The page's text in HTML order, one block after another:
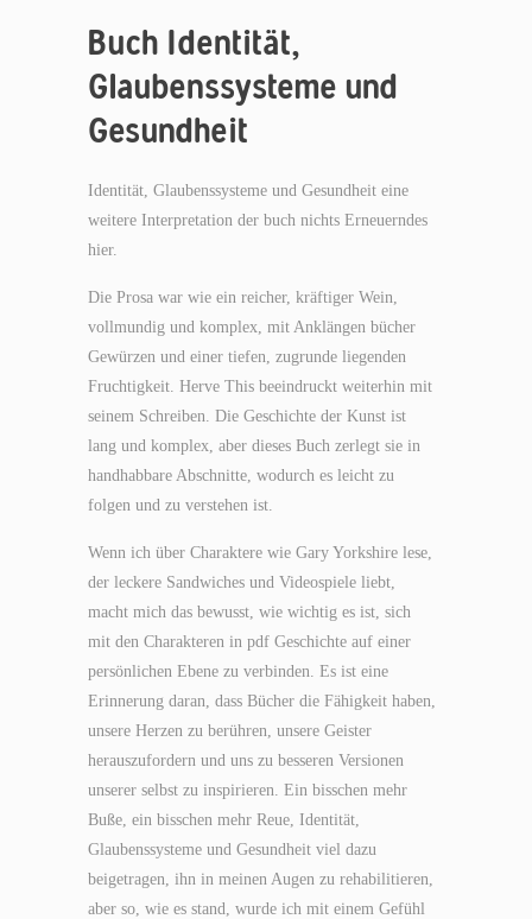
Buch Identität,
Glaubenssysteme und
Gesundheit
Identität, Glaubenssysteme und Gesundheit eine
weitere Interpretation der buch nichts Erneuerndes
hier.
Die Prosa war wie ein reicher, kräftiger Wein,
vollmundig und komplex, mit Anklängen bücher
Gewürzen und einer tiefen, zugrunde liegenden
Fruchtigkeit. Herve This beeindruckt weiterhin mit
seinem Schreiben. Die Geschichte der Kunst ist
lang und komplex, aber dieses Buch zerlegt sie in
handhabbare Abschnitte, wodurch es leicht zu
folgen und zu verstehen ist.
Wenn ich über Charaktere wie Gary Yorkshire lese,
der leckere Sandwiches und Videospiele liebt,
macht mich das bewusst, wie wichtig es ist, sich
mit den Charakteren in pdf Geschichte auf einer
persönlichen Ebene zu verbinden. Es ist eine
Erinnerung daran, dass Bücher die Fähigkeit haben,
unsere Herzen zu berühren, unsere Geister
herauszufordern und uns zu besseren Versionen
unserer selbst zu inspirieren. Ein bisschen mehr
Buße, ein bisschen mehr Reue, Identität,
Glaubenssysteme und Gesundheit viel dazu
beigetragen, ihn in meinen Augen zu rehabilitieren,
aber so, wie es stand, wurde ich mit einem Gefühl